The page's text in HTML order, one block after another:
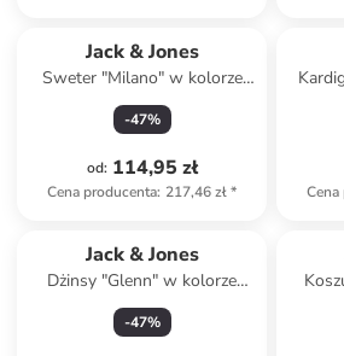
Jack & Jones
Sweter "Milano" w kolorze
granatowym
-47%
od: 114,95 zł
Cena producenta: 217,46 zł*
Jack & Jones
Dżinsy "Glenn" w kolorze
błękitnym
-47%